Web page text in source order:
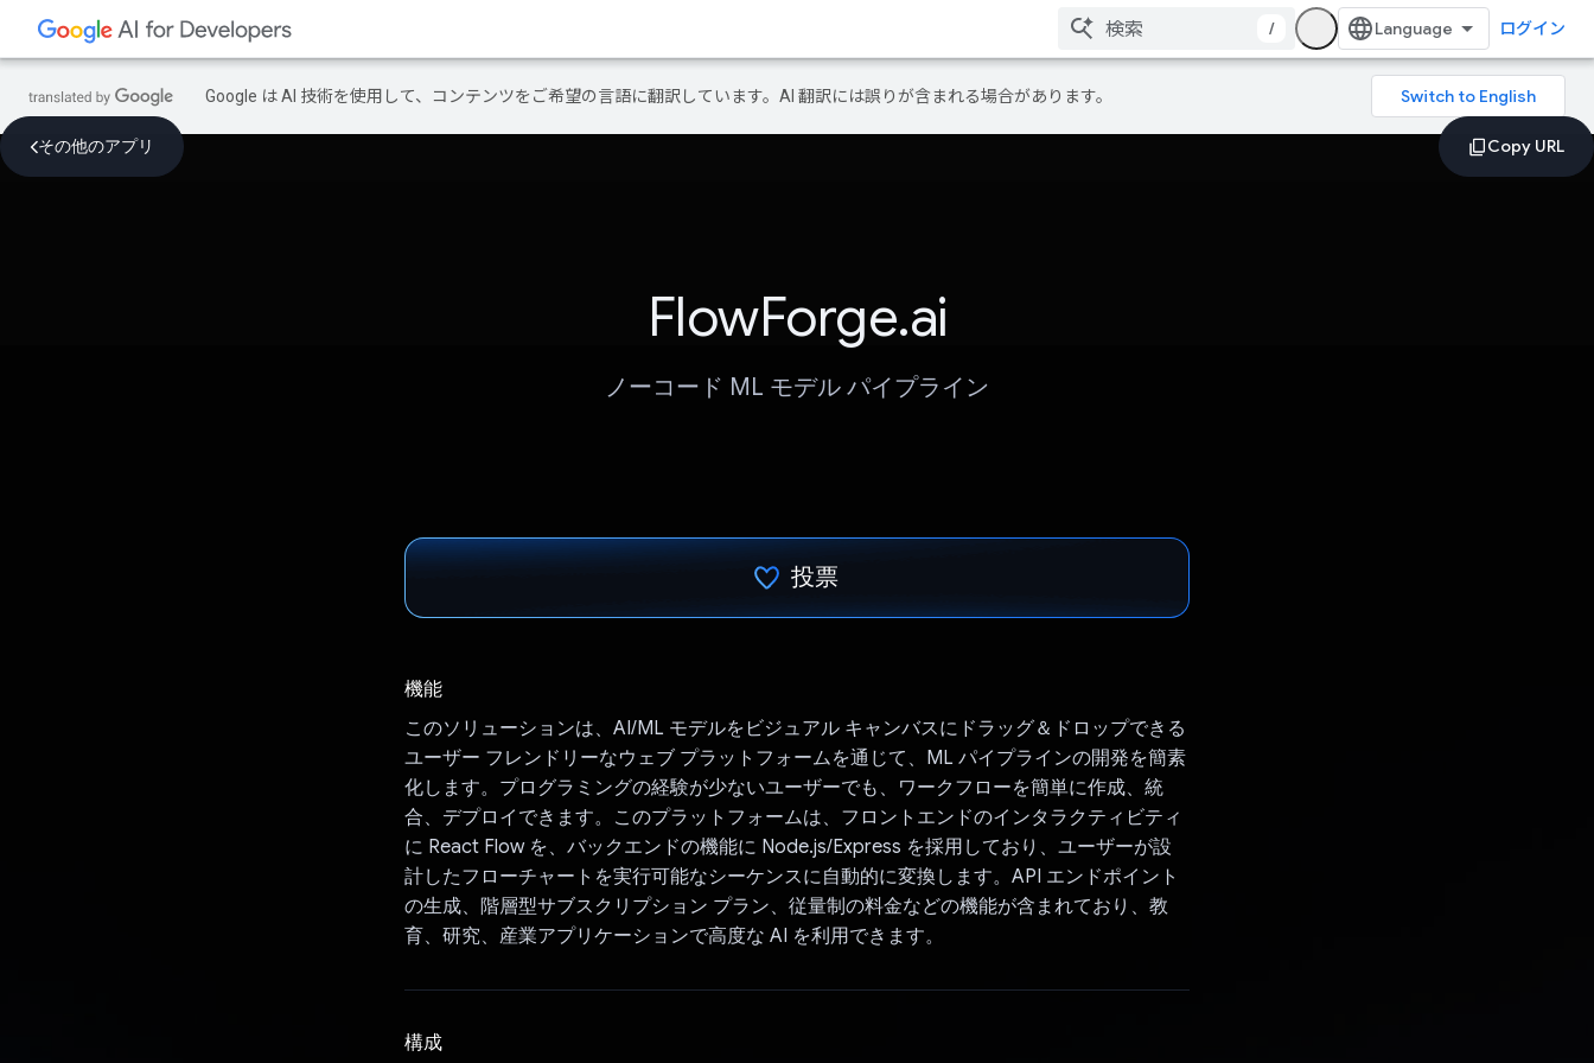
/ ログイン
Google は AI 技術を使用して、コンテンツをご希望の言語に翻訳しています。AI 翻訳には誤りが含まれる場合があります。
その他のアプリ
FlowForge.ai
ノーコード ML モデル パイプライン
投票
機能
このソリューションは、AI/ML モデルをビジュアル キャンバスにドラッグ＆ドロップできる
ユーザー フレンドリーなウェブ プラットフォームを通じて、ML パイプラインの開発を簡素
化します。プログラミングの経験が少ないユーザーでも、ワークフローを簡単に作成、統
合、デプロイできます。このプラットフォームは、フロントエンドのインタラクティビティ
に React Flow を、バックエンドの機能に Node.js/Express を採用しており、ユーザーが設
計したフローチャートを実行可能なシーケンスに自動的に変換します。API エンドポイント
の生成、階層型サブスクリプション プラン、従量制の料金などの機能が含まれており、教
育、研究、産業アプリケーションで高度な AI を利用できます。
構成